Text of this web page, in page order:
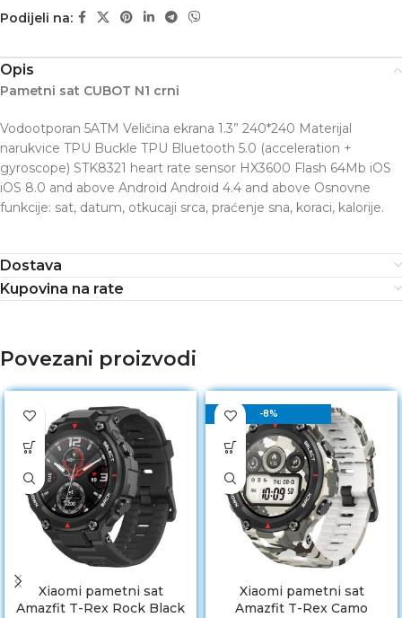
Podijeli na:
Opis
Pametni sat CUBOT N1 crni
Vodootporan 5ATM Veličina ekrana 1.3” 240*240 Materijal
narukvice TPU Buckle TPU Bluetooth 5.0 (acceleration +
gyroscope) STK8321 heart rate sensor HX3600 Flash 64Mb iOS
iOS 8.0 and above Android Android 4.4 and above Osnovne
funkcije: sat, datum, otkucaji srca, praćenje sna, koraci, kalorije.
Dostava
Kupovina na rate
Povezani proizvodi
Xiaomi pametni sat
Amazfit T-Rex Rock Black
-8%
Xiaomi pametni sat
Amazfit T-Rex Camo